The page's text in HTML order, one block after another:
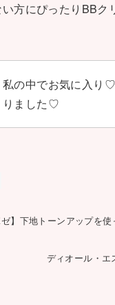
方にぴったりBBク
私の中でお気に入り
りました♡
ゼ】下地トーンアップを
ディオール・エ